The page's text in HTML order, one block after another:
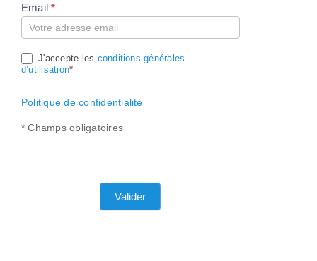
Compte
Email*
J'accepte les conditions générales
d’utilisation*
Politique de confidentialité
* Champs obligatoires
Valider